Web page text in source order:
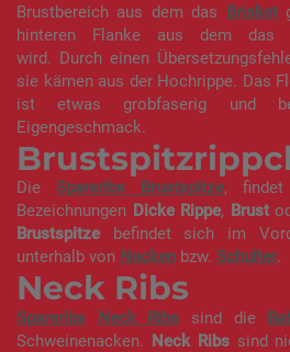
Brustbereich aus dem das Brisket
hinteren Flanke aus dem das
wird. Durch einen
sie kämen aus der Hochrippe. Das
ist etwas grobfaserig und
Eigengeschmack.
Die Spareribs Brustspitze,
Bezeichnungen Dicke Rippe, Brust
Brustspitze befindet sich im
unterhalb von Nacken bzw. Schulter.
Neck Ribs
Spareribs Neck Ribs sind die
Schweinenacken. Neck Ribssind